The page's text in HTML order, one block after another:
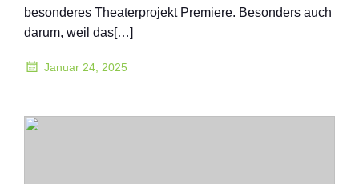
besonderes Theaterprojekt Premiere. Besonders auch
darum, weil das[…]
Januar 24, 2025